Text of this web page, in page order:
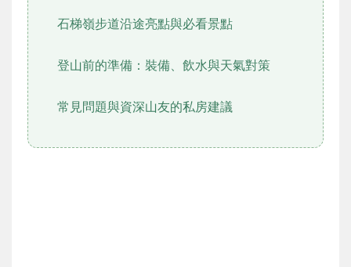
石梯嶺步道沿途亮點與必看景點
登山前的準備：裝備、飲水與天氣對策
常見問題與資深山友的私房建議